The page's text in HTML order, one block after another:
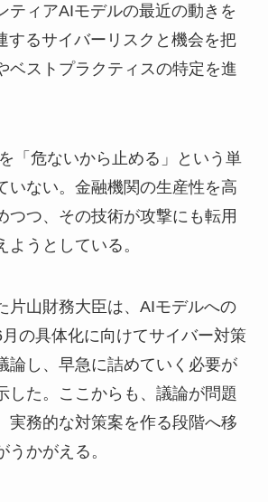
ティアAIモデルの最近の動きを
するサイバーリスクと機会を把
ベストプラクティスの特定を進
「危ないから止める」という単
いない。金融機関の生産性を高
つつ、その技術が攻撃にも転用
ようとしている。
片山財務大臣は、AIモデルへの
の具体化に向けてサイバー対策
論し、早急に詰めていく必要が
した。ここからも、議論が問題
実務的な対策案を作る段階へ移
うかがえる。